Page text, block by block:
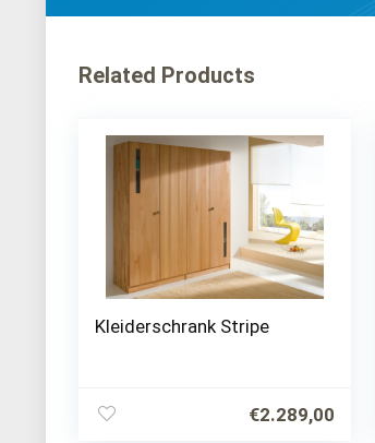
Related Products
Kleiderschrank Stripe
€2.289,00